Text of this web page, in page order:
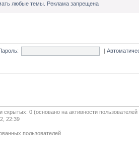
любые темы. Реклама запрещена
|
скрытых: 0 (основано на активности
22:39
пользователей